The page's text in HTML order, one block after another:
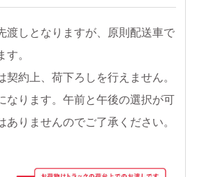
渡しとなりますが、原則配送車で
。
約上、荷下ろしを行えません。
なります。午前と午後の選択が可
ありませんのでご了承ください。